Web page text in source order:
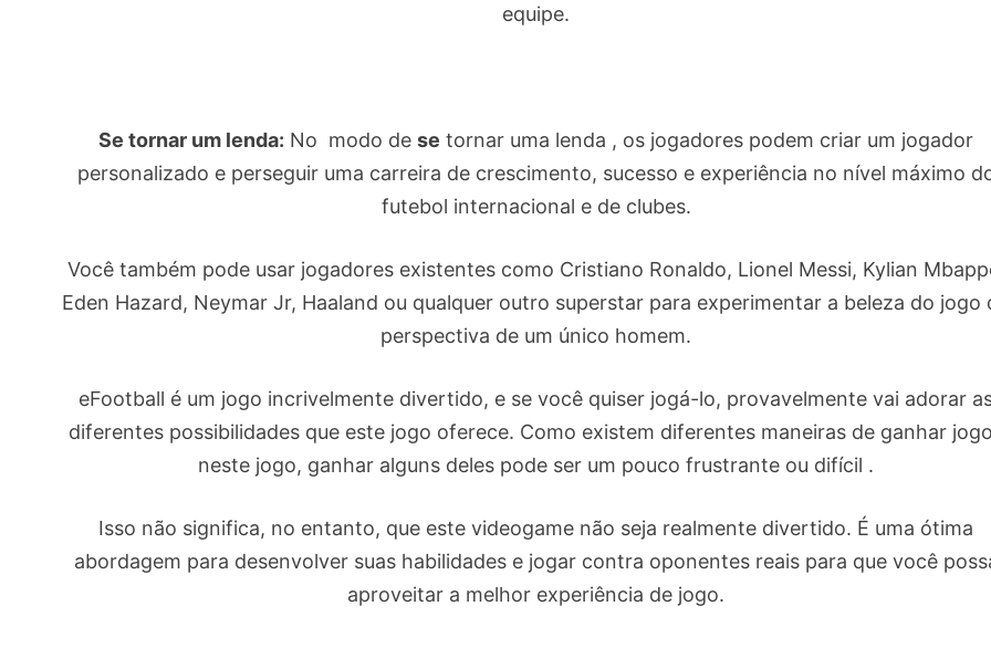
equipe.
Se tornar um lenda: No modo dese tornar uma lenda , os jogadores podem criar um jogador
personalizado e perseguir uma carreira de crescimento, sucesso e experiência no nível máximo
futebol internacional e de clubes.
Você também pode usar jogadores existentes como Cristiano Ronaldo, Lionel Messi, Kylian
Eden Hazard, Neymar Jr, Haaland ou qualquer outro superstar para experimentar a beleza do jogo
perspectiva de um único homem.
eFootball é um jogo incrivelmente divertido, e se você quiser jogá-lo, provavelmente vai adorar
diferentes possibilidades que este jogo oferece. Como existem diferentes maneiras de ganhar
neste jogo, ganhar alguns deles pode ser um pouco frustrante ou difícil .
Isso não significa, no entanto, que este videogame não seja realmente divertido. É uma ótima
abordagem para desenvolver suas habilidades e jogar contra oponentes reais para que você
aproveitar a melhor experiência de jogo.